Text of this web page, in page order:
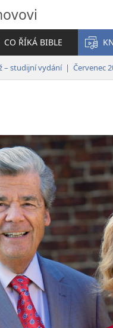
CO ŘÍKÁ BIBLE
– studijní vydání | Červenec